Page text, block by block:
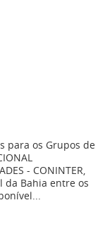
para os Grupos de
- CONINTER,
da Bahia entre os